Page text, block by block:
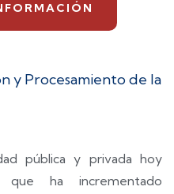
y Procesamiento de la
pública y privada hoy
ha incrementado